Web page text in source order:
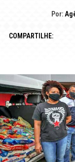
Por:
COMPARTILHE: